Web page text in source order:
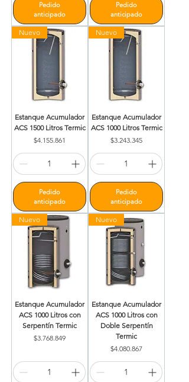
Pedido
anticipado
Pedido
anticipado
Nuevo
Estanque Acumulador
ACS 1500 Litros Termic
Precio
$4.155.861
Pedido
anticipado
Nuevo
Estanque Acumulador
ACS 1000 Litros Termic
Precio
$3.243.345
Pedido
anticipado
Nuevo
Estanque Acumulador
ACS 1000 Litros con
Serpentín Termic
Precio
$3.768.849
Nuevo
Estanque Acumulador
ACS 1000 Litros con
Doble Serpentín
Termic
Precio
$4.080.867